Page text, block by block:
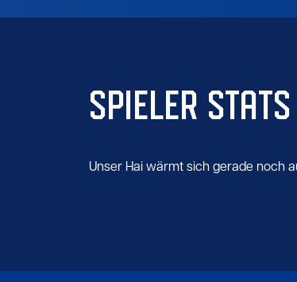
SPIELER STATS
Unser Hai wärmt sich gerade noch